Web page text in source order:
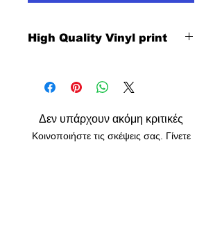
High Quality Vinyl print
Δεν υπάρχουν ακόμη κριτικές
Κοινοποιήστε τις σκέψεις σας. Γίνετε